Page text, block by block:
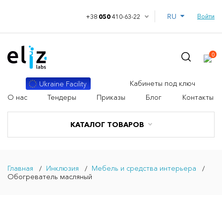
+38 050410-63-22 Войти
КАТАЛОГ ТОВАРОВ
Ukraine Facility
Кабинеты под ключ
О нас
Тендеры Приказы Блог Контакты
0
Главная Инклюзия
Мебель и средства интерьера
Обогреватель масляный